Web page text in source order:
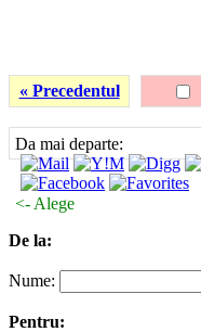
« Precedentul
Da mai departe:
<- Alege
De la:
Nume:
Pentru: